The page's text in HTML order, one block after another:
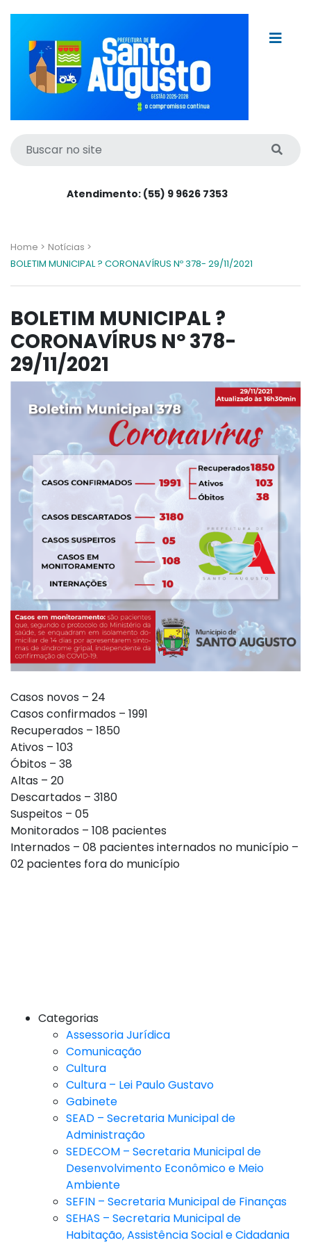
Atendimento: (55) 9 9626 7353
Home > Notícias >
BOLETIM MUNICIPAL ? CORONAVÍRUS Nº 378- 29/11/2021
BOLETIM MUNICIPAL ?
CORONAVÍRUS Nº 378-
29/11/2021
Casos novos – 24
Casos confirmados – 1991
Recuperados – 1850
Ativos – 103
Óbitos – 38
Altas – 20
Descartados – 3180
Suspeitos – 05
Monitorados – 108 pacientes
Internados – 08 pacientes internados no município –
02 pacientes fora do município
Categorias
Assessoria Jurídica
Comunicação
Cultura
Cultura – Lei Paulo Gustavo
Gabinete
SEAD – Secretaria Municipal de
Administração
SEDECOM – Secretaria Municipal de
Desenvolvimento Econômico e Meio
Ambiente
SEFIN – Secretaria Municipal de Finanças
SEHAS – Secretaria Municipal de
Habitação, Assistência Social e Cidadania